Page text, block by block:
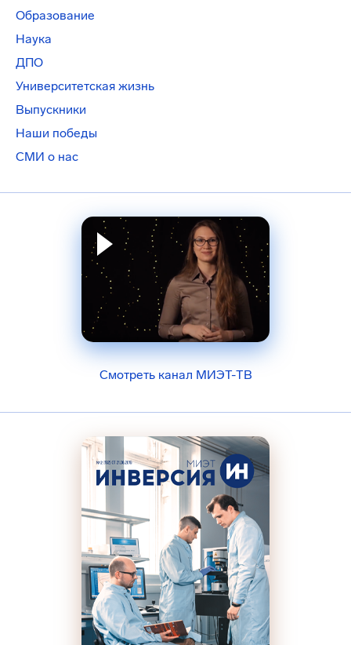
Образование
Наука
ДПО
Университетская жизнь
Выпускники
Наши победы
СМИ о нас
Смотреть канал МИЭТ-ТВ